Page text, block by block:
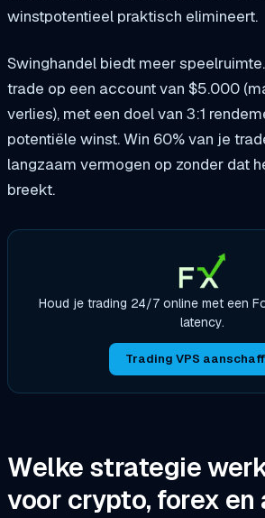
winstpotentieel praktisch elimineert.
Swinghandel biedt meer
trade op een account van $5.000
verlies), met een doel van 3:1
potentiële winst. Win 60% van je
langzaam vermogen op zonder dat
breekt.
Houd je trading 24/7 online met een
latency.
Trading VPS
Welke strategie
voor crypto, forex en